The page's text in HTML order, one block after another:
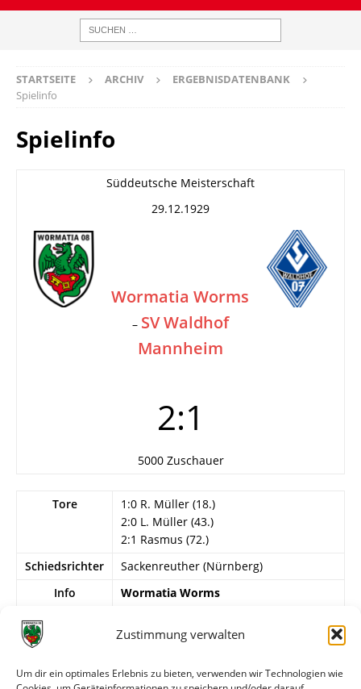
Zustimmung verwalten
Um dir ein optimales Erlebnis zu bieten, verwenden wir Technologien wie
STARTSEITE ARCHIV
ERGEBNISDATENBANK
Spielinfo
Spielinfo
Süddeutsche Meisterschaft
29.12.1929
Wormatia Worms
– SV Waldhof
Mannheim
2:1
5000 Zuschauer
Tore
1:0 R. Müller (18.)
2:0 L. Müller (43.)
2:1 Rasmus (72.)
Schiedsrichter
Sackenreuther (Nürnberg)
Info
Wormatia Worms
F. Fries – Siegler, W. Winkler, ?, L.
Müller, J. Gölz.
SV Waldhof